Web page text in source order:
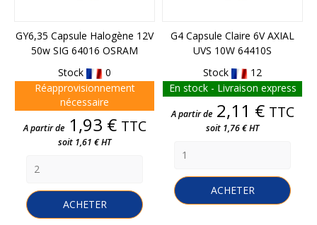
GY6,35 Capsule Halogène 12V
50w SIG 64016 OSRAM
Stock
0
Réapprovisionnement
nécessaire
Prix
A partir de 1,93 € TTC
soit 1,61 € HT
ACHETER
G4 Capsule Claire 6V AXIAL
UVS 10W 64410S
Stock
12
En stock - Livraison express
Prix
A partir de 2,11 € TTC
soit 1,76 € HT
ACHETER